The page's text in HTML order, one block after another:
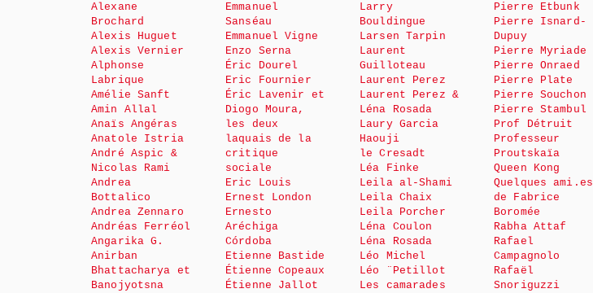
Alexane
Brochard
Alexis Huguet
Alexis Vernier
Alphonse
Labrique
Amélie Sanft
Amin Allal
Anaïs Angéras
Anatole Istria
André Aspic &
Nicolas Rami
Andrea
Bottalico
Andrea Zennaro
Andréas Ferréol
Angarika G.
Anirban
Bhattacharya et
Banojyotsna
Emmanuel
Sanséau
Emmanuel Vigne
Enzo Serna
Éric Dourel
Eric Fournier
Éric Lavenir et
Diogo Moura,
les deux
laquais de la
critique
sociale
Eric Louis
Ernest London
Ernesto
Aréchiga
Córdoba
Etienne Bastide
Étienne Copeaux
Étienne Jallot
Larry
Bouldingue
Larsen Tarpin
Laurent
Guilloteau
Laurent Perez
Laurent Perez &
Léna Rosada
Laury Garcia
Haouji
le Cresadt
Léa Finke
Leila al-Shami
Leila Chaix
Leila Porcher
Léna Coulon
Léna Rosada
Léo Michel
Léo ¨Petillot
Les camarades
Pierre Etbunk
Pierre Isnard-
Dupuy
Pierre Myriade
Pierre Onraed
Pierre Plate
Pierre Souchon
Pierre Stambul
Prof Détruit
Professeur
Proutskaïa
Queen Kong
Quelques ami.es
de Fabrice
Boromée
Rabha Attaf
Rafael
Campagnolo
Rafaël
Snoriguzzi